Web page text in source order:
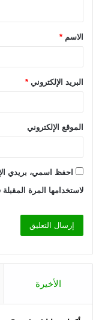
ق
*الاسم *
البريد الإلكتروني *
الموقع الإلكتروني
احفظ اسمي، بريدي
لاستخدامها المرة
الأخيرة